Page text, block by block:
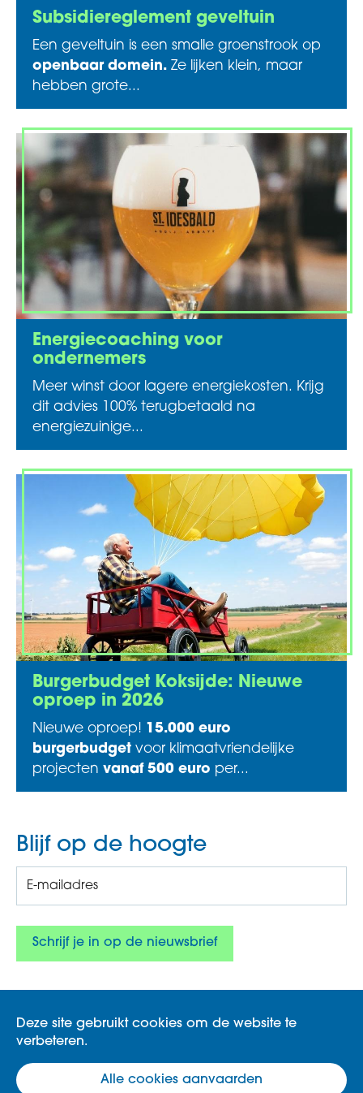
Subsidiereglement geveltuin
Een geveltuin is een smalle groenstrook op
openbaar domein. Ze lijken klein, maar
hebben grote...
Energiecoaching voor
ondernemers
Meer winst door lagere energiekosten. Krijg
dit advies 100% terugbetaald na
energiezuinige...
Burgerbudget Koksijde: Nieuwe
oproep in 2026
Nieuwe oproep! 15.000 euro
burgerbudget voor klimaatvriendelijke
projecten vanaf 500 euro per...
Blijf op de hoogte
Gemeente Koksijde, Zeelaan 303, 8670
Deze site gebruikt cookies om de website te
verbeteren.
Alle cookies aanvaarden